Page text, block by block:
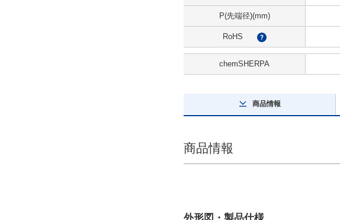
P(先端径)(mm)
RoHS ?
chemSHERPA
商品情報
商品情報